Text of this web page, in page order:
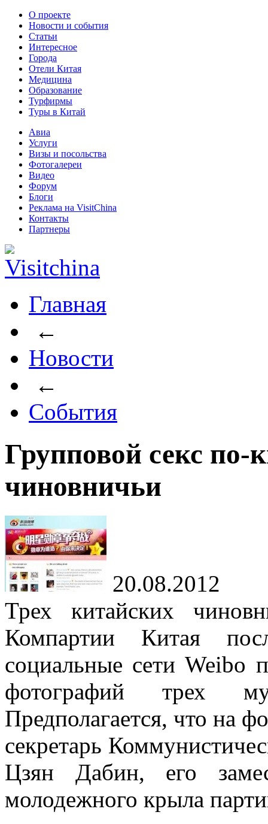
О проекте
Новости и события
Статьи
Интересное
Города
Отели Китая
Медицина
Образование
Турфирмы
Туры в Китай
Авиа
Услуги
Визы и посольства
Фотогалереи
Видео
Форум
Блоги
Реклама на VisitChina
Контакты
Партнеры
Главная
←
Новости
←
События
Групповой секс по-
чиновничьи
20.08.2012
Трех китайских
Компартии Китая
социальные сети Weibo
фотографий трех
Предполагается, что на
секретарь
Цзян Дабин, его
молодежного крыла